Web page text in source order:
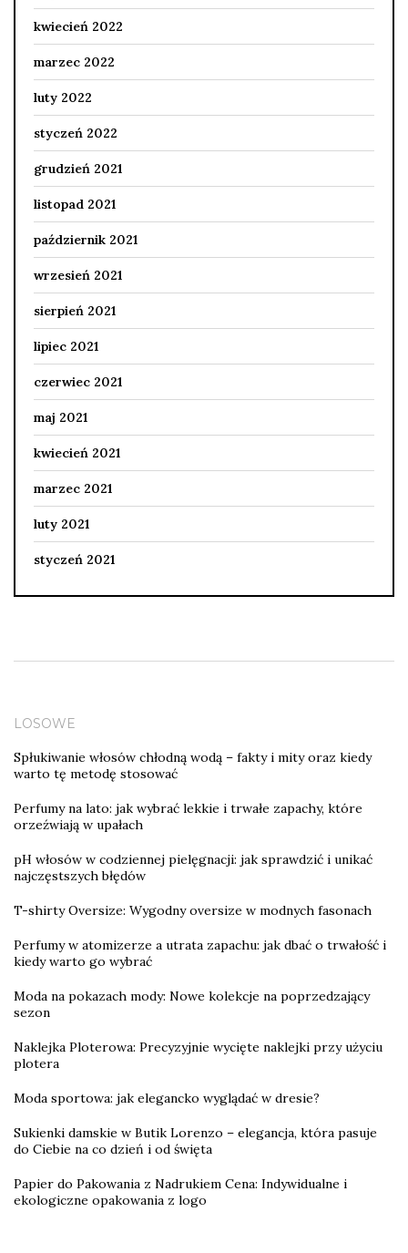
kwiecień 2022
marzec 2022
luty 2022
styczeń 2022
grudzień 2021
listopad 2021
październik 2021
wrzesień 2021
sierpień 2021
lipiec 2021
czerwiec 2021
maj 2021
kwiecień 2021
marzec 2021
luty 2021
styczeń 2021
LOSOWE
Spłukiwanie włosów chłodną wodą – fakty i mity oraz kiedy
warto tę metodę stosować
Perfumy na lato: jak wybrać lekkie i trwałe zapachy, które
orzeźwiają w upałach
pH włosów w codziennej pielęgnacji: jak sprawdzić i unikać
najczęstszych błędów
T-shirty Oversize: Wygodny oversize w modnych fasonach
Perfumy w atomizerze a utrata zapachu: jak dbać o trwałość i
kiedy warto go wybrać
Moda na pokazach mody: Nowe kolekcje na poprzedzający
sezon
Naklejka Ploterowa: Precyzyjnie wycięte naklejki przy użyciu
plotera
Moda sportowa: jak elegancko wyglądać w dresie?
Sukienki damskie w Butik Lorenzo – elegancja, która pasuje
do Ciebie na co dzień i od święta
Papier do Pakowania z Nadrukiem Cena: Indywidualne i
ekologiczne opakowania z logo